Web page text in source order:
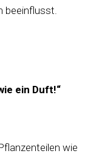
beeinflusst.
ein Duft!“
wie